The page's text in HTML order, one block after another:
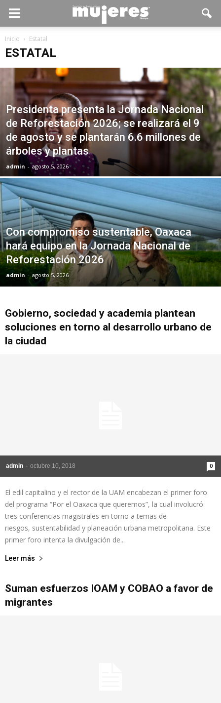
Inicio Estatal
ESTATAL
Presidenta presenta la Jornada Nacional
de Reforestación 2026; se realizará el 9
de agosto y se plantarán 6.6 millones de
árboles y plantas
admin - agosto 5, 2026
Con compromiso sustentable, Oaxaca
hará equipo en la Jornada Nacional de
Reforestación 2026
admin - agosto 5, 2026
Gobierno, sociedad y academia plantean
soluciones en torno al desarrollo urbano de
la ciudad
admin - octubre 10, 2018 0
El edil capitalino y el rector de la UAM encabezan el primer foro
del programa “Por el Oaxaca que queremos”, la cual involucró
tres conferencias magistrales en torno a temas de
riesgos, sustentabilidad y planeación urbana metropolitana. Este
primer foro intenta la divulgación de...
Leer más
Suman esfuerzos IOAM y COBAO a favor de
migrantes